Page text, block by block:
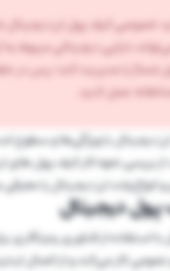
خصوصی کیف پول ارز دیجیتال
دارایی دیجیتالی مربوط به
شما) را مدیریت کند؛ پس در
عمل کنید.
دیجیتال با ویژگی‌ها و سطوح
بررسی نحوه کار کیف پول های
انواع ولت ارز دیجیتال را
پول دیجیتال
استفاده از فناوری رمزنگاری
کار می‌کند و از اتصال